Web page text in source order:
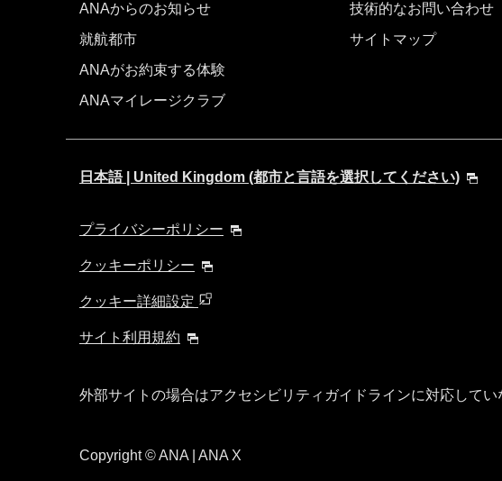
ANAからのお知らせ
就航都市
ANAがお約束する体験
ANAマイレージクラブ
技術的なお問い合わせ
サイトマップ
日本語 | United Kingdom (都市と言語を選択してください)
プライバシーポリシー
クッキーポリシー
クッキー詳細設定
サイト利用規約
外部サイトの場合はアクセシビリティガイドラインに対応してい
Copyright© ANA | ANA X